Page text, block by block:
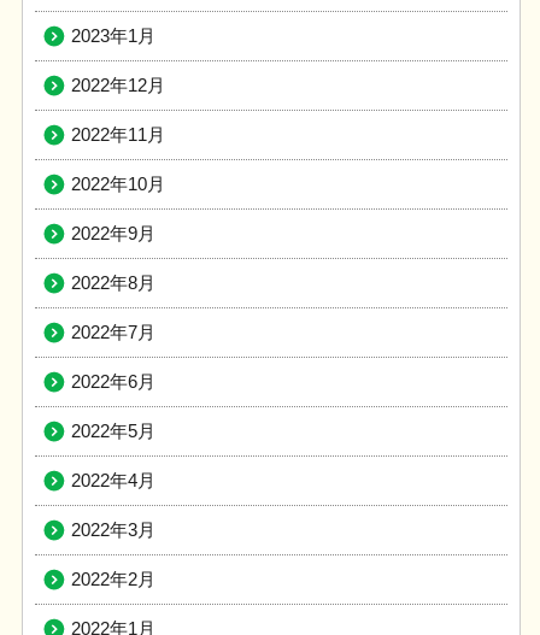
2023年1月
2022年12月
2022年11月
2022年10月
2022年9月
2022年8月
2022年7月
2022年6月
2022年5月
2022年4月
2022年3月
2022年2月
2022年1月